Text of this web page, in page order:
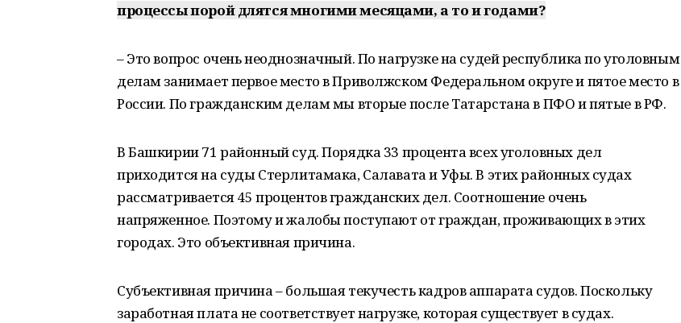
процессы порой длятся многими месяцами, а то и годами?
– Это вопрос очень неоднозначный. По нагрузке на судей республика по уголовным
делам занимает первое место в Приволжском Федеральном округе и пятое место в
России. По гражданским делам мы вторые после Татарстана в ПФО и пятые в РФ.
В Башкирии 71 районный суд. Порядка 33 процента всех уголовных дел
приходится на суды Стерлитамака, Салавата и Уфы. В этих районных судах
рассматривается 45 процентов гражданских дел. Соотношение очень
напряженное. Поэтому и жалобы поступают от граждан, проживающих в этих
городах. Это объективная причина.
Субъективная причина – большая текучесть кадров аппарата судов. Поскольку
заработная плата не соответствует нагрузке, которая существует в судах.